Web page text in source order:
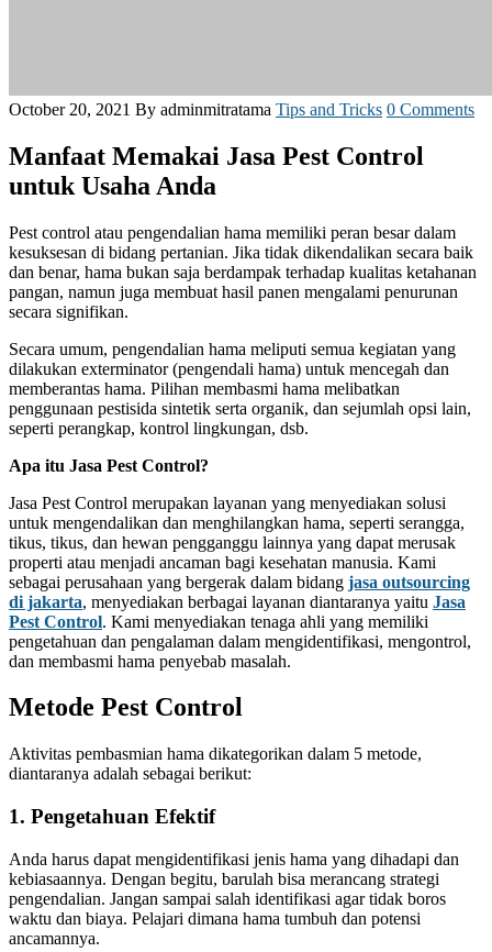
October 20, 2021 By adminmitratama Tips and Tricks 0 Comments
Manfaat Memakai Jasa Pest Control
untuk Usaha Anda
Pest control atau pengendalian hama memiliki peran besar dalam
kesuksesan di bidang pertanian. Jika tidak dikendalikan secara baik
dan benar, hama bukan saja berdampak terhadap kualitas ketahanan
pangan, namun juga membuat hasil panen mengalami penurunan
secara signifikan.
Secara umum, pengendalian hama meliputi semua kegiatan yang
dilakukan exterminator (pengendali hama) untuk mencegah dan
memberantas hama. Pilihan membasmi hama melibatkan
penggunaan pestisida sintetik serta organik, dan sejumlah opsi lain,
seperti perangkap, kontrol lingkungan, dsb.
Apa itu Jasa Pest Control?
Jasa Pest Control merupakan layanan yang menyediakan solusi
untuk mengendalikan dan menghilangkan hama, seperti serangga,
tikus, tikus, dan hewan pengganggu lainnya yang dapat merusak
properti atau menjadi ancaman bagi kesehatan manusia. Kami
sebagai perusahaan yang bergerak dalam bidang jasa outsourcing
di jakarta, menyediakan berbagai layanan diantaranya yaitu Jasa
Pest Control. Kami menyediakan tenaga ahli yang memiliki
pengetahuan dan pengalaman dalam mengidentifikasi, mengontrol,
dan membasmi hama penyebab masalah.
Metode Pest Control
Aktivitas pembasmian hama dikategorikan dalam 5 metode,
diantaranya adalah sebagai berikut:
1. Pengetahuan Efektif
Anda harus dapat mengidentifikasi jenis hama yang dihadapi dan
kebiasaannya. Dengan begitu, barulah bisa merancang strategi
pengendalian. Jangan sampai salah identifikasi agar tidak boros
waktu dan biaya. Pelajari dimana hama tumbuh dan potensi
ancamannya.